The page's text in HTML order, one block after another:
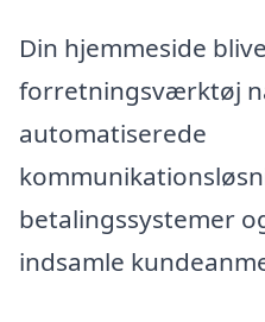
Din hjemmeside
forretningsværktøj
automatiserede
betalingssystemer
indsamle